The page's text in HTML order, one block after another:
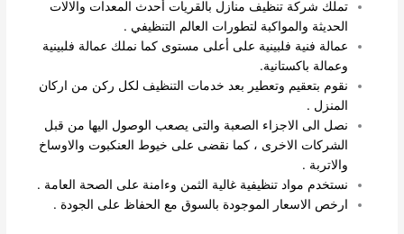
تملك شركة تنظيف منازل بالقريات أحدث المعدات والالات
الحديثة والمواكبة لتطورات العالم التنظيفي .
عمالة فنية فلبينية على أعلى مستوى كما نملك عمالة فلبينية
وعمالة باكستانية.
نقوم بتعقيم وتعطير بعد خدمات التنظيف لكل ركن من اركان
المنزل .
نصل الى الاجزاء الصعبة والتى يصعب الوصول اليها من قبل
الشركات الاخرى ، كما نقضى على خيوط العنكبوت والاوساخ
والاتربة .
نستخدم مواد تنظيفية غالية الثمن وءامنة على الصحة العامة .
ارخص الاسعار الموجودة بالسوق مع الحفاظ على الجودة .